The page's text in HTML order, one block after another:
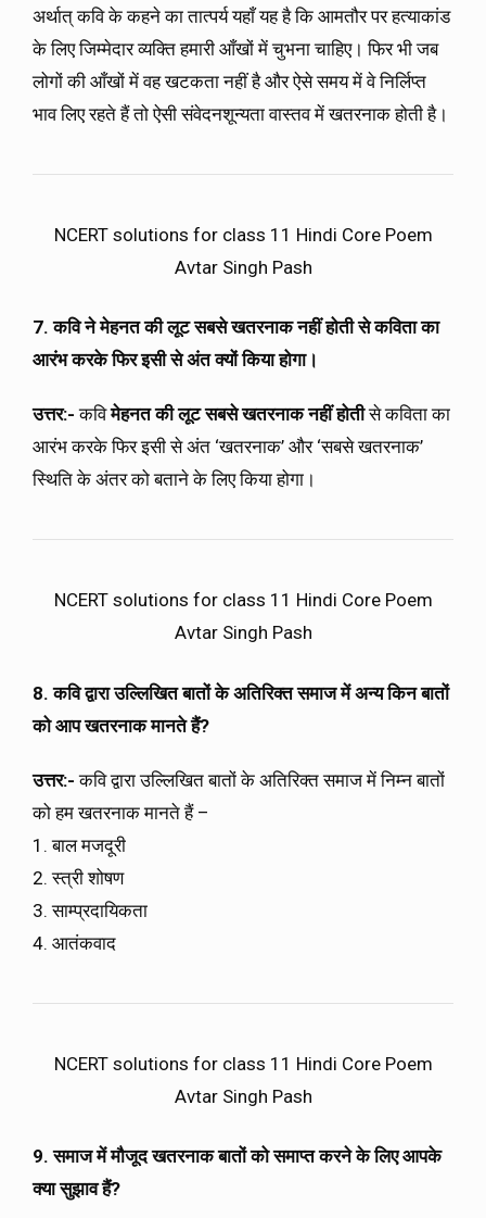
अर्थात् कवि के कहने का तात्पर्य यहाँ यह है कि आमतौर पर हत्याकांड
के लिए जिम्मेदार व्यक्ति हमारी आँखों में चुभना चाहिए। फिर भी जब
लोगों की आँखों में वह खटकता नहीं है और ऐसे समय में वे निर्लिप्त
भाव लिए रहते हैं तो ऐसी संवेदनशून्यता वास्तव में खतरनाक होती है।
NCERT solutions for class 11 Hindi Core Poem
Avtar Singh Pash
7. कवि ने मेहनत की लूट सबसे खतरनाक नहीं होती से कविता का
आरंभ करके फिर इसी से अंत क्यों किया होगा।
उत्तर:- कविमेहनत की लूट सबसे खतरनाक नहीं होतीसे कविता का
आरंभ करके फिर इसी से अंत ‘खतरनाक’ और ‘सबसे खतरनाक’
स्थिति के अंतर को बताने के लिए किया होगा।
NCERT solutions for class 11 Hindi Core Poem
Avtar Singh Pash
8. कवि द्वारा उल्लिखित बातों के अतिरिक्त समाज में अन्य किन बातों
को आप खतरनाक मानते हैं?
उत्तर:- कवि द्वारा उल्लिखित बातों के अतिरिक्त समाज में निम्न बातों
को हम खतरनाक मानते हैं –
1. बाल मजदूरी
2. स्त्री शोषण
3. साम्प्रदायिकता
4. आतंकवाद
NCERT solutions for class 11 Hindi Core Poem
Avtar Singh Pash
9. समाज में मौजूद खतरनाक बातों को समाप्त करने के लिए आपके
क्या सुझाव हैं?